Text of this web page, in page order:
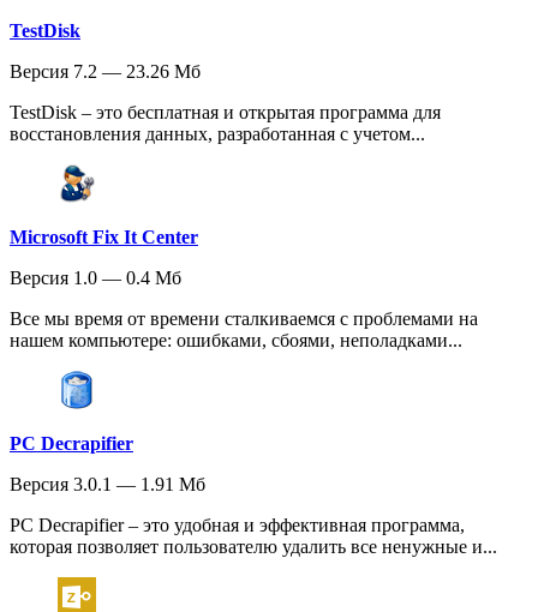
TestDisk
Версия 7.2 — 23.26 Мб
TestDisk – это бесплатная и открытая программа для
восстановления данных, разработанная с учетом...
Microsoft Fix It Center
Версия 1.0 — 0.4 Мб
Все мы время от времени сталкиваемся с проблемами на
нашем компьютере: ошибками, сбоями, неполадками...
PC Decrapifier
Версия 3.0.1 — 1.91 Мб
PC Decrapifier – это удобная и эффективная программа,
которая позволяет пользователю удалить все ненужные и...